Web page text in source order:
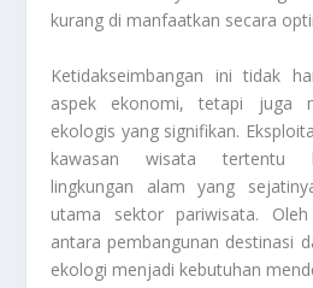
kurang di manfaatkan secara
Ketidakseimbangan ini tidak
aspek ekonomi, tetapi juga
ekologis yang signifikan.
kawasan wisata tertentu
lingkungan alam yang
utama sektor pariwisata.
antara pembangunan destinasi
ekologi menjadi kebutuhan